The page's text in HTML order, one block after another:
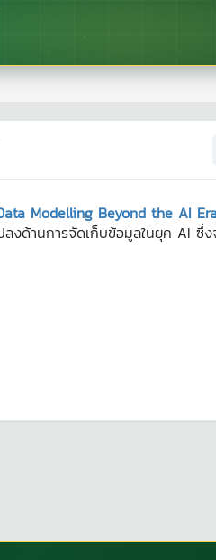
Modelling Beyond the AI
ด้านการจัดเก็บข้อมูลในยุค AI ซึ่ง